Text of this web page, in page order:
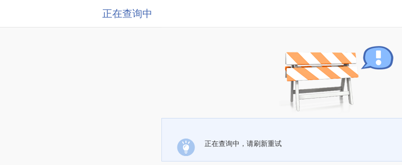
正在查询中
正在查询中，请刷新重试